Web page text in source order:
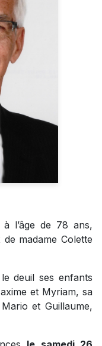
l’âge de 78 ans,
madame Colette
deuil ses enfants
et Myriam, sa
et Guillaume,